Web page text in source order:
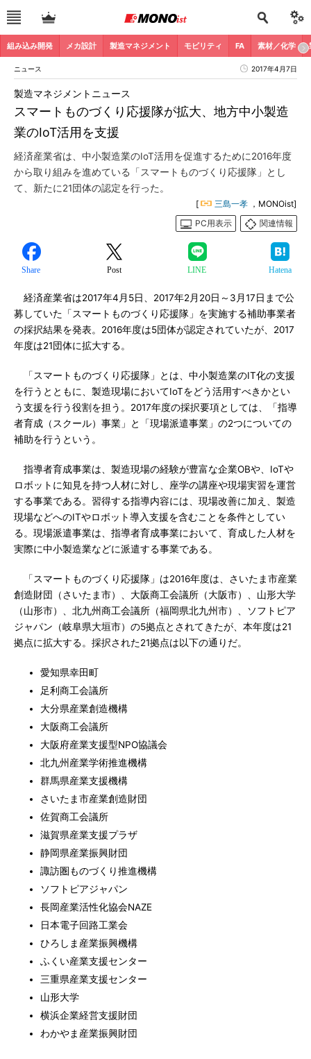
組み込み開発 メカ設計 製造マネジメント モビリティ FA 素材／化学
ニュース 2017年4月7日
スマートものづくり応援隊が拡大、地方中小製造
業のIoT活用を支援
製造マネジメントニュース
経済産業省は、中小製造業のIoT活用を促進するために2016年度
から取り組みを進めている「スマートものづくり応援隊」とし
て、新たに21団体の認定を行った。
[ 三島一孝 ，MONOist]
PC用表示
関連情報
Share Post LINE Hatena
経済産業省は2017年4月5日、2017年2月20日～3月17日まで公
募していた「スマートものづくり応援隊」を実施する補助事業者
の採択結果を発表。2016年度は5団体が認定されていたが、2017
年度は21団体に拡大する。
「スマートものづくり応援隊」とは、中小製造業のIT化の支援
を行うとともに、製造現場においてIoTをどう活用すべきかとい
う支援を行う役割を担う。2017年度の採択要項としては、「指導
者育成（スクール）事業」と「現場派遣事業」の2つについての
補助を行うという。
指導者育成事業は、製造現場の経験が豊富な企業OBや、IoTや
ロボットに知見を持つ人材に対し、座学の講座や現場実習を運営
する事業である。習得する指導内容には、現場改善に加え、製造
現場などへのITやロボット導入支援を含むことを条件としてい
る。現場派遣事業は、指導者育成事業において、育成した人材を
実際に中小製造業などに派遣する事業である。
「スマートものづくり応援隊」は2016年度は、さいたま市産業
創造財団（さいたま市）、大阪商工会議所（大阪市）、山形大学
（山形市）、北九州商工会議所（福岡県北九州市）、ソフトピア
ジャパン（岐阜県大垣市）の5拠点とされてきたが、本年度は21
拠点に拡大する。採択された21拠点は以下の通りだ。
愛知県幸田町
足利商工会議所
大分県産業創造機構
大阪商工会議所
大阪府産業支援型NPO協議会
北九州産業学術推進機構
群馬県産業支援機構
さいたま市産業創造財団
佐賀商工会議所
滋賀県産業支援プラザ
静岡県産業振興財団
諏訪圏ものづくり推進機構
ソフトピアジャパン
長岡産業活性化協会NAZE
日本電子回路工業会
ひろしま産業振興機構
ふくい産業支援センター
三重県産業支援センター
山形大学
横浜企業経営支援財団
わかやま産業振興財団